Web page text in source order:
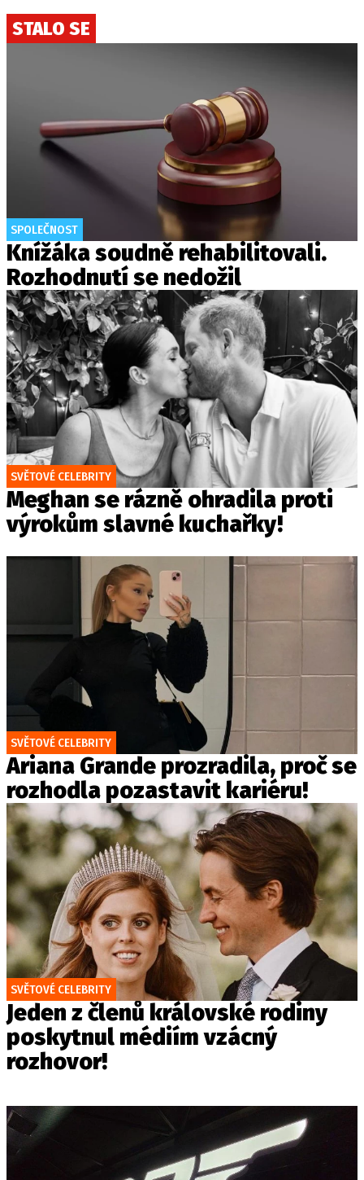
STALO SE
SPOLEČNOST
Knížáka soudně rehabilitovali.
Rozhodnutí se nedožil
SVĚTOVÉ CELEBRITY
Meghan se rázně ohradila proti
výrokům slavné kuchařky!
SVĚTOVÉ CELEBRITY
Ariana Grande prozradila, proč se
rozhodla pozastavit kariéru!
SVĚTOVÉ CELEBRITY
Jeden z členů královské rodiny
poskytnul médiím vzácný
rozhovor!